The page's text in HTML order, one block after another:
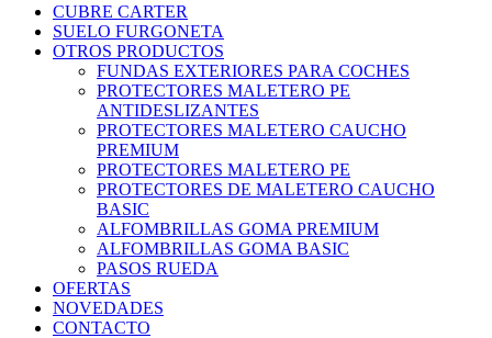
CUBRE CARTER
SUELO FURGONETA
OTROS PRODUCTOS
FUNDAS EXTERIORES PARA COCHES
PROTECTORES MALETERO PE
ANTIDESLIZANTES
PROTECTORES MALETERO CAUCHO
PREMIUM
PROTECTORES MALETERO PE
PROTECTORES DE MALETERO CAUCHO
BASIC
ALFOMBRILLAS GOMA PREMIUM
ALFOMBRILLAS GOMA BASIC
PASOS RUEDA
OFERTAS
NOVEDADES
CONTACTO